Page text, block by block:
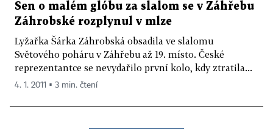
Sen o malém glóbu za slalom se v Záhřebu
Záhrobské rozplynul v mlze
Lyžařka Šárka Záhrobská obsadila ve slalomu
Světového poháru v Záhřebu až 19. místo. České
reprezentantce se nevydařilo první kolo, kdy ztratila...
4. 1. 2011 ▪ 3 min. čtení